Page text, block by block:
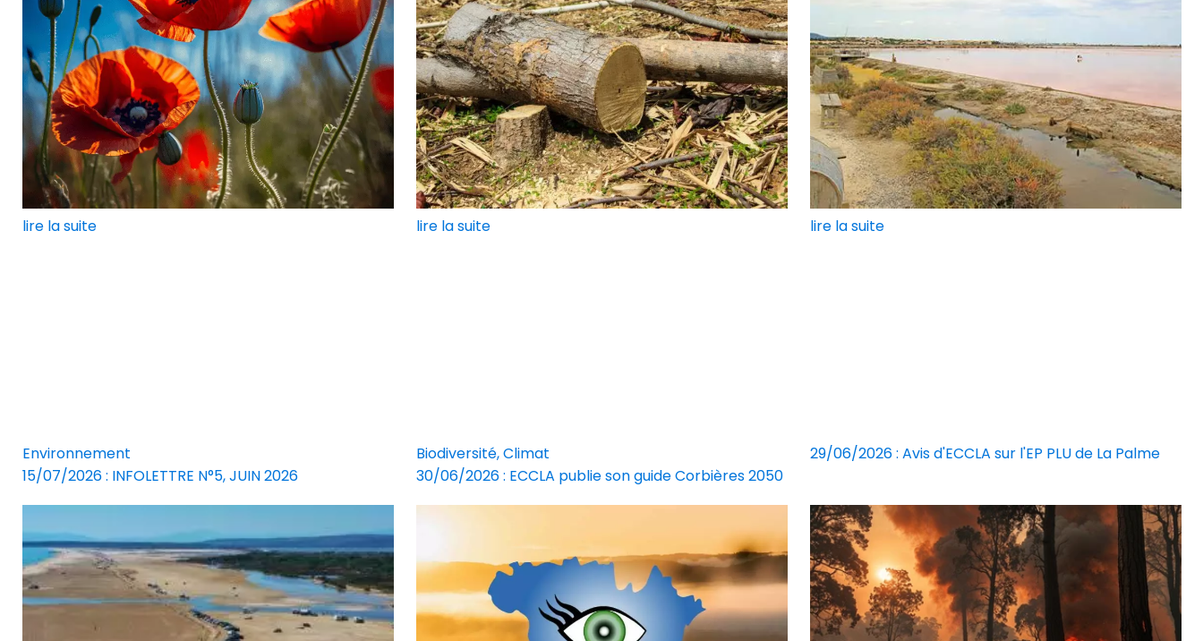
lire la suite
Environnement
15/07/2026 : INFOLETTRE N°5, JUIN 2026
lire la suite
Biodiversité, Climat
30/06/2026 : ECCLA publie son guide Corbières 2050
lire la suite
29/06/2026 : Avis d'ECCLA sur l'EP PLU de La Palme